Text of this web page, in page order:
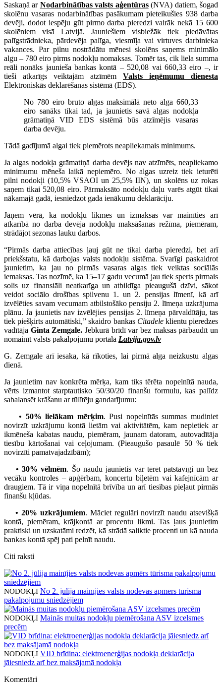
Saskaņā ar Nodarbinātības valsts aģentūras(NVA) datiem, šogad
skolēnu vasaras nodarbinātības pasākumam pieteikušies 938 darba
devēji, dodot iespēju gūt pirmo darba pieredzi vairāk nekā 15 600
skolēniem visā Latvijā. Jauniešiem visbiežāk tiek piedāvātas
palīgstrādnieka, pārdevēja palīga, viesmīļa vai virtuves darbinieka
vakances. Par pilnu nostrādātu mēnesi skolēns saņems minimālo
algu – 780 eiro pirms nodokļu nomaksas. Tomēr tas, cik liela summa
reāli nonāks jaunieša bankas kontā – 520,08 vai 660,33 eiro –, ir
tieši atkarīgs veiktajām atzīmēm Valsts ieņēmumu dienesta
Elektroniskās deklarēšanas sistēmā (EDS).
No 780 eiro bruto algas maksimālā neto alga 660,33
eiro sanāks tikai tad, ja jaunietis savā algas nodokļa
grāmatiņā VID EDS sistēmā būs atzīmējis vasaras
darba devēju.
Tādā gadījumā algai tiek piemērots neapliekamais minimums.
Ja algas nodokļa grāmatiņā darba devējs nav atzīmēts, neapliekamo
minimumu mēneša laikā nepiemēro. No algas uzreiz tiek ieturēti
pilni nodokļi (10,5% VSAOI un 25,5% IIN), un skolēns uz rokas
saņem tikai 520,08 eiro. Pārmaksāto nodokļu daļu varēs atgūt tikai
nākamajā gadā, iesniedzot gada ienākumu deklarāciju.
Jāņem vērā, ka nodokļu likmes un izmaksas var mainīties arī
atkarībā no darba devēja nodokļu maksāšanas režīma, piemēram,
strādājot sezonas lauku darbos.
“Pirmās darba attiecības ļauj gūt ne tikai darba pieredzi, bet arī
priekšstatu, kā darbojas valsts nodokļu sistēma. Svarīgi paskaidrot
jaunietim, ka jau no pirmās vasaras algas tiek veiktas sociālās
iemaksas. Tas nozīmē, ka 15–17 gadu vecumā jau tiek sperts pirmais
solis uz finansiāli neatkarīga un atbildīga pieaugušā dzīvi, sākot
veidot sociālo drošības spilvenu 1. un 2. pensijas līmenī, kā arī
izvēlēties savam vecumam atbilstošāko pensiju 2. līmeņa uzkrājuma
plānu. Ja jaunietis nav izvēlējies pensijas 2. līmeņa pārvaldītāju, tas
tiek piešķirts automātiski,” skaidro bankasCitadeleklientu pieredzes
vadītāja Ginta Zemgale. Jebkurā brīdī var bez maksas pārbaudīt un
nomainīt valsts pakalpojumu portālā Latvija.gov.lv
G. Zemgale arī iesaka, kā rīkoties, lai pirmā alga neizkustu algas
dienā.
Ja jaunietim nav konkrēta mērķa, kam tiks tērēta nopelnītā nauda,
vērts izmantot starptautisko 50/30/20 finanšu formulu, kas palīdz
sabalansēt krāšanu ar tūlītēju gandarījumu:
• 50% lielākam mērķim. Pusi nopelnītās summas mudiniet
novirzīt uzkrājumu kontā lietām vai aktivitātēm, kam nepietiek ar
ikmēneša kabatas naudu, piemēram, jaunam datoram, autovadītāja
tiesību kārtošanai vai ceļojumam. (Pieaugušo pasaulē 50 % tiek
novirzīti pamatvajadzībām);
• 30% vēlmēm. Šo naudu jaunietis var tērēt patstāvīgi un bez
vecāku kontroles – apģērbam, koncertu biļetēm vai kafejnīcām ar
draugiem. Tā ir viņa nopelnītā brīvība un arī tiesības pieļaut pirmās
finanšu kļūdas.
• 20% uzkrājumiem. Māciet regulāri novirzīt naudu atsevišķā
kontā, piemēram, krājkontā ar procentu likmi. Tas ļaus jaunietim
praktiski un uzskatāmi redzēt, kā strādā saliktie procenti un kā nauda
bankas kontā spēj pati pelnīt naudu.
Citi raksti
NODOKĻI No 2. jūlija mainījies valsts nodevas apmērs tūrisma
pakalpojumu sniedzējiem
NODOKĻI Mainās muitas nodokļu piemērošana ASV izcelsmes
precēm
NODOKĻI VID brīdina: elektroenerģijas nodokļa deklarācija
jāiesniedz arī bez maksājamā nodokļa
Komentāri